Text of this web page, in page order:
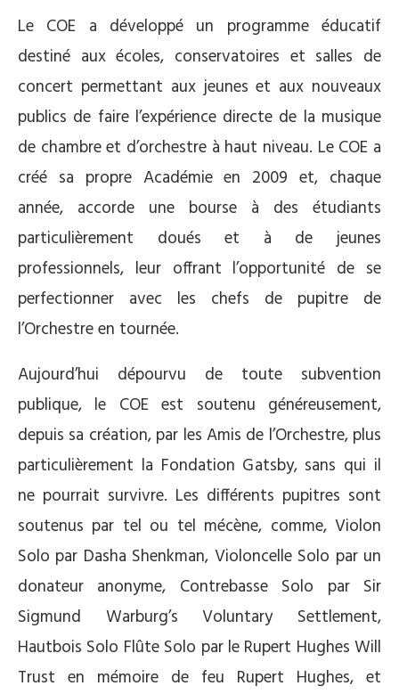
Le COE a développé un programme éducatif
destiné aux écoles, conservatoires et salles de
concert permettant aux jeunes et aux nouveaux
publics de faire l’expérience directe de la musique
de chambre et d’orchestre à haut niveau. Le COE a
créé sa propre Académie en 2009 et, chaque
année, accorde une bourse à des étudiants
particulièrement doués et à de jeunes
professionnels, leur offrant l’opportunité de se
perfectionner avec les chefs de pupitre de
l’Orchestre en tournée.
Aujourd’hui dépourvu de toute subvention
publique, le COE est soutenu généreusement,
depuis sa création, par les Amis de l’Orchestre, plus
particulièrement la Fondation Gatsby, sans qui il
ne pourrait survivre. Les différents pupitres sont
soutenus par tel ou tel mécène, comme, Violon
Solo par Dasha Shenkman, Violoncelle Solo par un
donateur anonyme, Contrebasse Solo par Sir
Sigmund Warburg’s Voluntary Settlement,
Hautbois Solo Flûte Solo par le Rupert Hughes Will
Trust en mémoire de feu Rupert Hughes, et